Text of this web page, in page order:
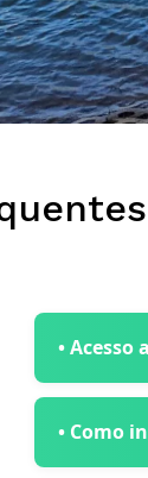
•
• Como